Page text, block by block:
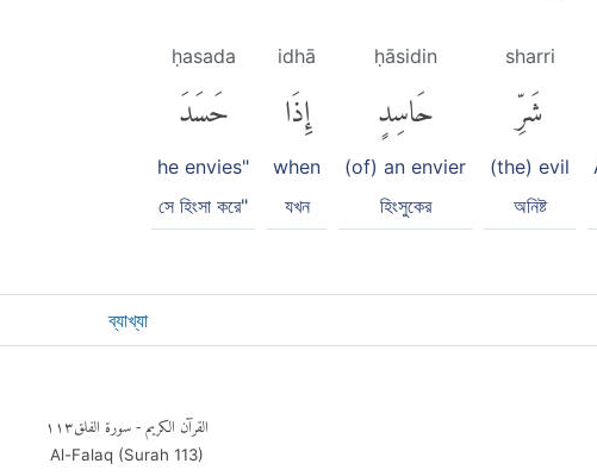
sharri
شَرِّ
(the) evil
অনিষ্ট
ḥāsidin
حَاسِدٍ
(of) an envier
হিংসুকের
idhā
إِذَا
when
যখন
ḥasada
حَسَدَ
he envies"
সে হিংসা করে"
ব্যাখ্যা
القرآن الكريم- سورة الفلق١١٣
Al-Falaq (Surah 113)